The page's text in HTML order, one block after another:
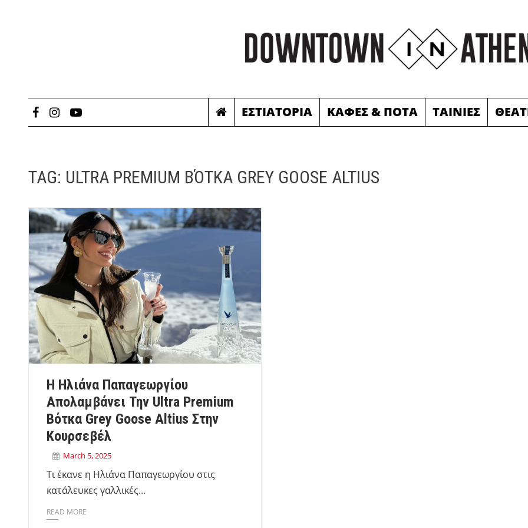
ΕΣΤΙΑΤΟΡΙΑ ΚΑΦΕΣ & ΠΟΤΑ ΤΑΙΝΙΕΣ
TAG: ULTRA PREMIUM ΒΌΤΚΑ GREY GOOSE ALTIUS
Η Ηλιάνα Παπαγεωργίου
Απολαμβάνει Την Ultra Premium
Βότκα Grey Goose Altius Στην
Κουρσεβέλ
March 5, 2025
Τι έκανε η Ηλιάνα Παπαγεωργίου στις
κατάλευκες γαλλικές…
READ MORE